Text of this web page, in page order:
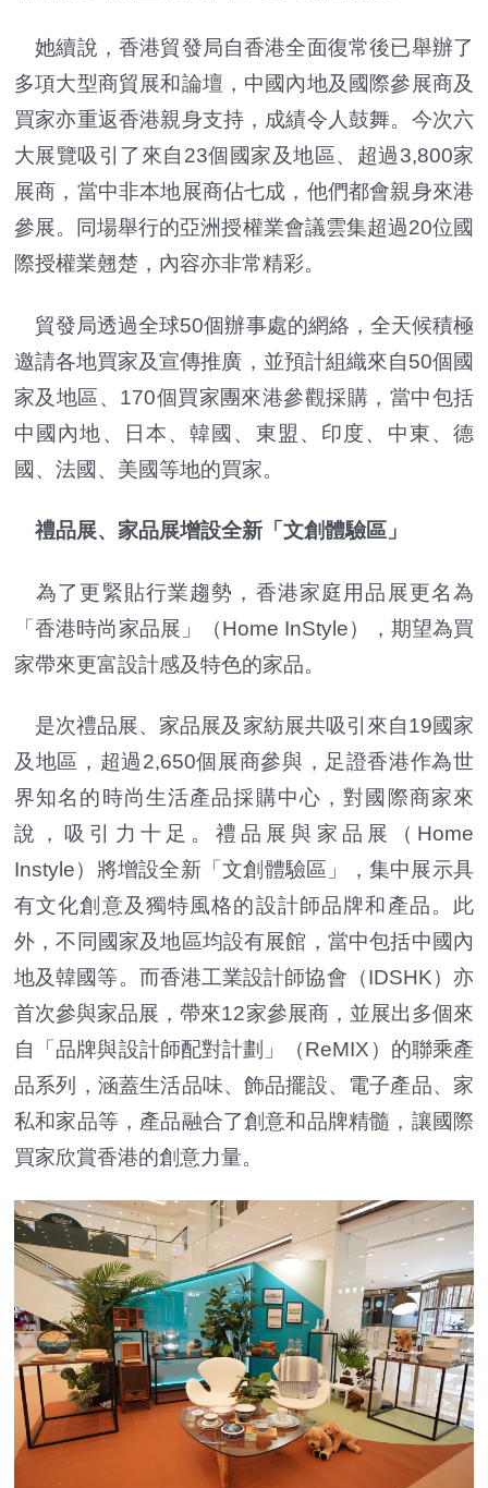
她續說，香港貿發局自香港全面復常後已舉辦了
多項大型商貿展和論壇，中國內地及國際參展商及
買家亦重返香港親身支持，成績令人鼓舞。今次六
大展覽吸引了來自23個國家及地區、超過3,800家
展商，當中非本地展商佔七成，他們都會親身來港
參展。同場舉行的亞洲授權業會議雲集超過20位國
際授權業翹楚，內容亦非常精彩。
貿發局透過全球50個辦事處的網絡，全天候積極
邀請各地買家及宣傳推廣，並預計組織來自50個國
家及地區、170個買家團來港參觀採購，當中包括
中國內地、日本、韓國、東盟、印度、中東、德
國、法國、美國等地的買家。
禮品展、家品展增設全新「文創體驗區」
為了更緊貼行業趨勢，香港家庭用品展更名為
「香港時尚家品展」（Home InStyle），期望為買
家帶來更富設計感及特色的家品。
是次禮品展、家品展及家紡展共吸引來自19國家
及地區，超過2,650個展商參與，足證香港作為世
界知名的時尚生活產品採購中心，對國際商家來
說，吸引力十足。禮品展與家品展（Home
Instyle）將增設全新「文創體驗區」，集中展示具
有文化創意及獨特風格的設計師品牌和產品。此
外，不同國家及地區均設有展館，當中包括中國內
地及韓國等。而香港工業設計師協會（IDSHK）亦
首次參與家品展，帶來12家參展商，並展出多個來
自「品牌與設計師配對計劃」（ReMIX）的聯乘產
品系列，涵蓋生活品味、飾品擺設、電子產品、家
私和家品等，產品融合了創意和品牌精髓，讓國際
買家欣賞香港的創意力量。